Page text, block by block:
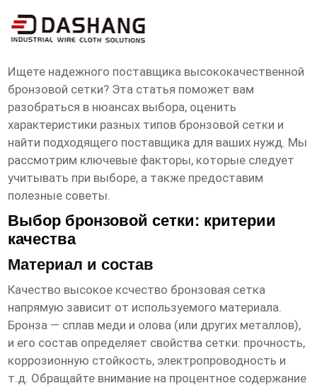
высокое ксчество бронзовая сетка
Поставщик
Ищете надежного поставщика высококачественной
бронзовой сетки? Эта статья поможет вам
разобраться в нюансах выбора, оценить
характеристики разных типов бронзовой сетки и
найти подходящего поставщика для ваших нужд. Мы
рассмотрим ключевые факторы, которые следует
учитывать при выборе, а также предоставим
полезные советы.
Выбор бронзовой сетки: критерии
качества
Материал и состав
Качество высокое ксчество бронзовая сетка
напрямую зависит от используемого материала.
Бронза — сплав меди и олова (или других металлов),
и его состав определяет свойства сетки: прочность,
коррозионную стойкость, электропроводность и
т.д. Обращайте внимание на процентное содержание